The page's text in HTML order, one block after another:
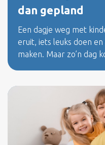
dan gepland
Een dagje weg met
eruit, iets leuks doen
maken. Maar zo’n dag